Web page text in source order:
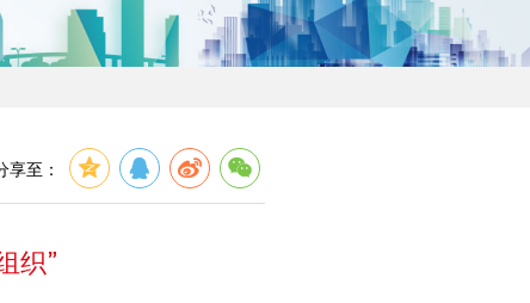
享至：
织”